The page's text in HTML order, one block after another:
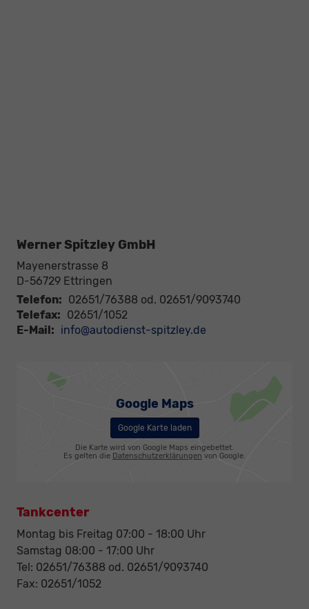
Werner Spitzley GmbH
Mayenerstrasse 8
D-56729 Ettringen
Telefon: 02651/76388 od. 02651/9093740
Telefax: 02651/1052
E-Mail: info@autodienst-spitzley.de
Google Maps
Google Karte laden
Die Karte wird von Google Maps eingebettet.
Es gelten die Datenschutzerklärungen von Google.
Tankcenter
Montag bis Freitag 07:00 - 18:00 Uhr
Samstag 08:00 - 17:00 Uhr
Tel: 02651/76388 od. 02651/9093740
Fax: 02651/1052